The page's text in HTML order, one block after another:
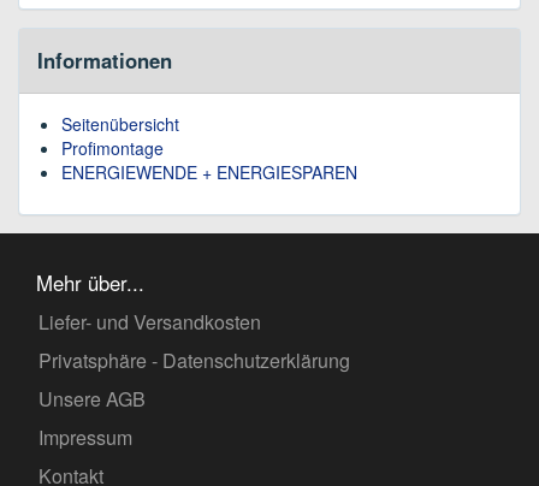
Informationen
Seitenübersicht
Profimontage
ENERGIEWENDE + ENERGIESPAREN
Mehr über...
Liefer- und Versandkosten
Privatsphäre - Datenschutzerklärung
Unsere AGB
Impressum
Kontakt